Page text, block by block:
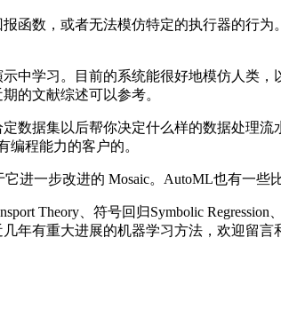
数，或者无法模仿特定的执行器的行为
学习。目前的系统能很好地模仿人类，
的文献综述可以参考。
据集以后帮你决定什么样的数据处理流
程能力的客户的。
一步改进的 Mosaic。AutoML也有一些
Theory、符号回归Symbolic Regression
年有重大进展的机器学习方法，欢迎留言